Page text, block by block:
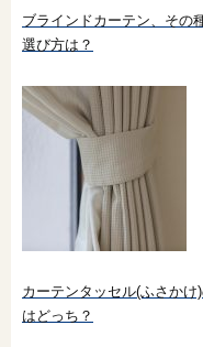
ブラインドカーテン、その
選び方は？
カーテンタッセル(ふさかけ
はどっち？